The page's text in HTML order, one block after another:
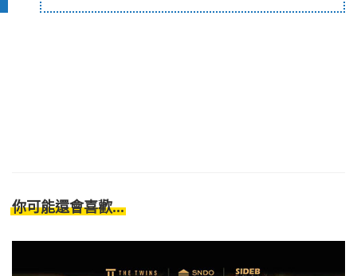
你可能還會喜歡...